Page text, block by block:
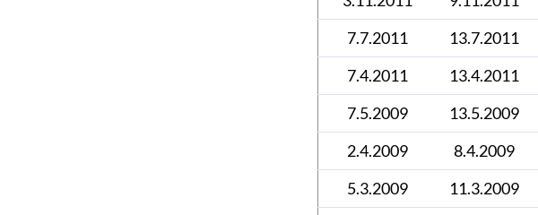
7.7.2011
13.7.2011
7.4.2011
13.4.2011
7.5.2009
13.5.2009
2.4.2009
8.4.2009
5.3.2009
11.3.2009